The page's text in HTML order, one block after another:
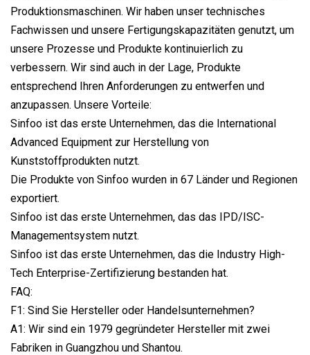
Produktionsmaschinen. Wir haben unser technisches
Fachwissen und unsere Fertigungskapazitäten genutzt, um
unsere Prozesse und Produkte kontinuierlich zu
verbessern. Wir sind auch in der Lage, Produkte
entsprechend Ihren Anforderungen zu entwerfen und
anzupassen. Unsere Vorteile:
Sinfoo ist das erste Unternehmen, das die International
Advanced Equipment zur Herstellung von
Kunststoffprodukten nutzt.
Die Produkte von Sinfoo wurden in 67 Länder und Regionen
exportiert.
Sinfoo ist das erste Unternehmen, das das IPD/ISC-
Managementsystem nutzt.
Sinfoo ist das erste Unternehmen, das die Industry High-
Tech Enterprise-Zertifizierung bestanden hat.
FAQ:
F1: Sind Sie Hersteller oder Handelsunternehmen?
A1: Wir sind ein 1979 gegründeter Hersteller mit zwei
Fabriken in Guangzhou und Shantou.